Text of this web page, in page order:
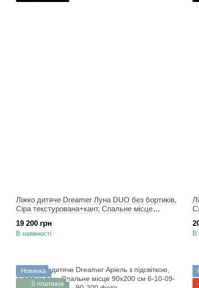
Ліжко дитяче Dreamer Луна DUO без бортиків,
Сіра текстурована+кант, Спальне місце
19 200 грн
В наявності В
Новинка
5 платежів